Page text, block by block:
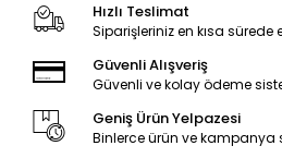
Hızlı Teslimat
Siparişleriniz en kısa sürede
Güvenli Alışveriş
Güvenli ve kolay ödeme
Geniş Ürün Yelpazesi
Binlerce ürün ve kampanya